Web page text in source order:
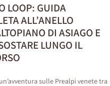
LOOP: GUIDA
ALL’ANELLO
DI ASIAGO E
LUNGO IL
sulle Prealpi venete tra